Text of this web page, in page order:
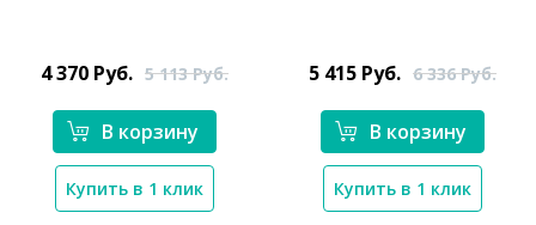
4 370 Руб. 5 113Руб.
В корзину
Купить в 1 клик
5 415 Руб. 6 336Руб.
В корзину
Купить в 1 клик